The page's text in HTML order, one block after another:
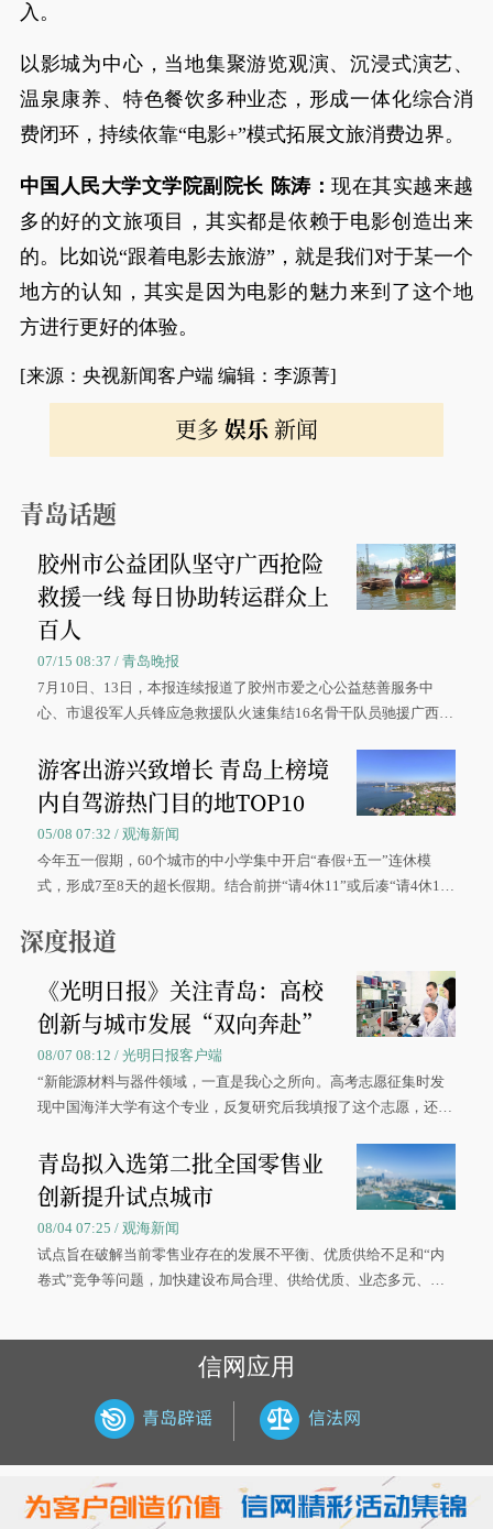
入。
以影城为中心，当地集聚游览观演、沉浸式演艺、
温泉康养、特色餐饮多种业态，形成一体化综合消
费闭环，持续依靠“电影+”模式拓展文旅消费边界。
中国人民大学文学院副院长 陈涛：现在其实越来越
多的好的文旅项目，其实都是依赖于电影创造出来
的。比如说“跟着电影去旅游”，就是我们对于某一个
地方的认知，其实是因为电影的魅力来到了这个地
方进行更好的体验。
[来源：央视新闻客户端 编辑：李源菁]
更多 娱乐新闻
青岛话题
胶州市公益团队坚守广西抢险
救援一线 每日协助转运群众上
百人
07/15 08:37 / 青岛晚报
7月10日、13日，本报连续报道了胶州市爱之心公益慈善服务中
心、市退役军人兵锋应急救援队火速集结16名骨干队员驰援广西灾
游客出游兴致增长 青岛上榜境
内自驾游热门目的地TOP10
05/08 07:32 / 观海新闻
今年五一假期，60个城市的中小学集中开启“春假+五一”连休模
式，形成7至8天的超长假期。结合前拼“请4休11”或后凑“请4休1
深度报道
《光明日报》关注青岛：高校
创新与城市发展“双向奔赴”
08/07 08:12 / 光明日报客户端
“新能源材料与器件领域，一直是我心之所向。高考志愿征集时发
现中国海洋大学有这个专业，反复研究后我填报了这个志愿，还真
大学材料科学与工程学院材料类专业的录取通知书。
青岛拟入选第二批全国零售业
创新提升试点城市
08/04 07:25 / 观海新闻
试点旨在破解当前零售业存在的发展不平衡、优质供给不足和“内
卷式”竞争等问题，加快建设布局合理、供给优质、业态多元、智
信网应用